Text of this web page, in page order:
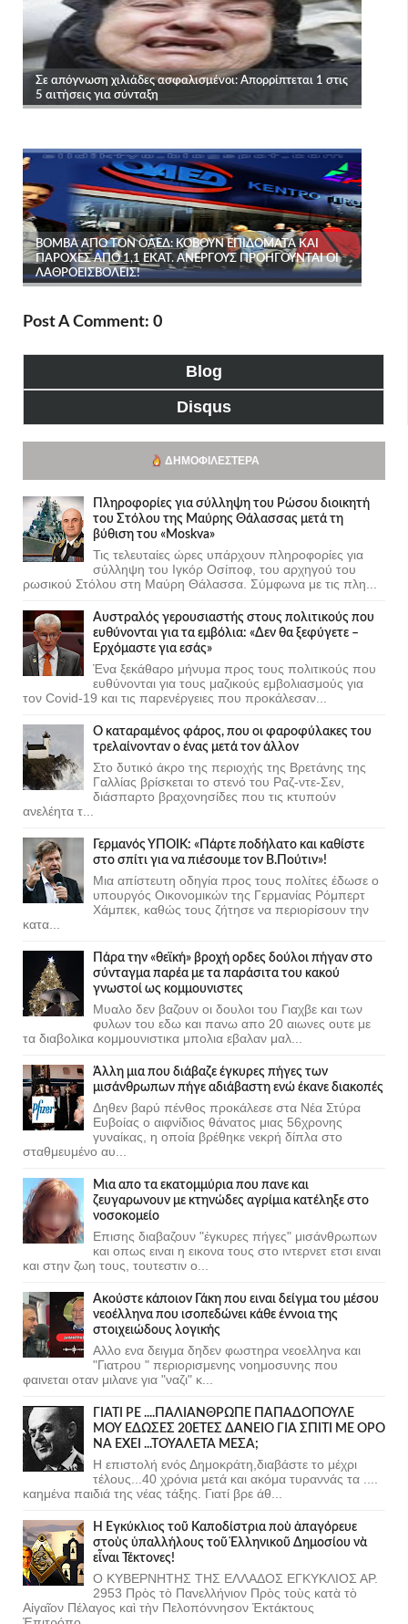
Post A Comment: 0
Blog
Disqus
ΔΗΜΟΦΙΛΈΣΤΕΡΑ
Πληροφορίες για σύλληψη του Ρώσου διοικητή
του Στόλου της Mαύρης Θάλασσας μετά τη
βύθιση του «Moskva»
Τις τελευταίες ώρες υπάρχουν πληροφορίες για
σύλληψη του Ιγκόρ Οσίποφ, του αρχηγού του
ρωσικού Στόλου στη Μαύρη Θάλασσα. Σύμφωνα με τις πλη...
Αυστραλός γερουσιαστής στους πολιτικούς που
ευθύνονται για τα εμβόλια: «Δεν θα ξεφύγετε –
Ερχόμαστε για εσάς»
Ένα ξεκάθαρο μήνυμα προς τους πολιτικούς που
ευθύνονται για τους μαζικούς εμβολιασμούς για
τον Covid-19 και τις παρενέργειες που προκάλεσαν...
Ο καταραμένος φάρος, που οι φαροφύλακες του
τρελαίνονταν ο ένας μετά τον άλλον
Στο δυτικό άκρο της περιοχής της Βρετάνης της
Γαλλίας βρίσκεται το στενό του Ραζ-ντε-Σεν,
διάσπαρτο βραχονησίδες που τις κτυπούν
ανελέητα τ...
Γερμανός ΥΠΟΙΚ: «Πάρτε ποδήλατο και καθίστε
στο σπίτι για να πιέσουμε τον Β.Πούτιν»!
Μια απίστευτη οδηγία προς τους πολίτες έδωσε ο
υπουργός Οικονομικών της Γερμανίας Ρόμπερτ
Χάμπεκ, καθώς τους ζήτησε να περιορίσουν την
κατα...
Πάρα την «θεϊκή» βροχή ορδες δούλοι πήγαν στο
σύνταγμα παρέα με τα παράσιτα του κακού
γνωστοί ως κομμουνιστες
Μυαλο δεν βαζουν οι δουλοι του Γιαχβε και των
φυλων του εδω και πανω απο 20 αιωνες ουτε με
τα διαβολικα κομμουνιστικα μπολια εβαλαν μαλ...
Άλλη μια που διάβαζε έγκυρες πήγες των
μισάνθρωπων πήγε αδιάβαστη ενώ έκανε διακοπές
Δηθεν βαρύ πένθος προκάλεσε στα Νέα Στύρα
Ευβοίας ο αιφνίδιος θάνατος μιας 56χρονης
γυναίκας, η οποία βρέθηκε νεκρή δίπλα στο
σταθμευμένο αυ...
Μια απο τα εκατομμύρια που πανε και
ζευγαρωνουν με κτηνώδες αγρίμια κατέληξε στο
νοσοκομείο
Επισης διαβαζουν "έγκυρες πήγες" μισάνθρωπων
και οπως ειναι η εικονα τους στο ιντερνετ ετσι ειναι
και στην ζωη τους, τουτεστιν ο...
Ακούστε κάποιον Γάκη που ειναι δείγμα του μέσου
νεοέλληνα που ισοπεδώνει κάθε έννοια της
στοιχειώδους λογικής
Αλλο ενα δειγμα δηδεν φωστηρα νεοελληνα και
"Γιατρου " περιορισμενης νοημοσυνης που
φαινεται οταν μιλανε για "ναζι" κ...
ΓΙΑΤΙ ΡΕ ....ΠΑΛΙΑΝΘΡΩΠΕ ΠΑΠΑΔΟΠΟΥΛΕ
ΜΟΥ ΕΔΩΣΕΣ 20ΕΤΕΣ ΔΑΝΕΙΟ ΓΙΑ ΣΠΙΤΙ ΜΕ ΟΡΟ
ΝΑ ΕΧΕΙ ...ΤΟΥΑΛΕΤΑ ΜΕΣΑ;
Η επιστολή ενός Δημοκράτη,διαβάστε το μέχρι
τέλους...40 χρόνια μετά και ακόμα τυραννάς τα ....
καημένα παιδιά της νέας τάξης. Γιατί βρε άθ...
Ἡ Ἐγκύκλιος τοῦ Καποδίστρια ποὺ ἀπαγόρευε
στοὺς ὑπαλλήλους τοῦ Ἑλληνικοῦ Δημοσίου νὰ
εἶναι Τέκτονες!
Ο ΚΥΒΕΡΝΗΤΗΣ ΤΗΣ ΕΛΛΑΔΟΣ ΕΓΚΥΚΛΙΟΣ ΑΡ.
2953 Πρὸς τὸ Πανελλήνιον Πρὸς τοὺς κατὰ τὸ
Αἰγαῖον Πέλαγος καὶ τὴν Πελοπόννησον Ἐκτάκτους